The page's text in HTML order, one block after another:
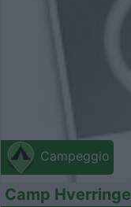
Campeggio
Camp Hverringe